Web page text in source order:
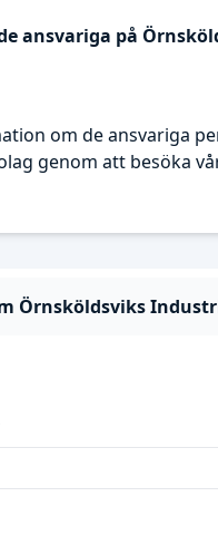
ansvariga på
om de ansvariga
genom att besöka
Örnsköldsviks